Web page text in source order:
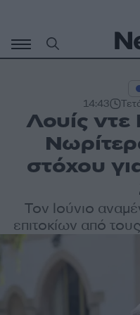
περιεχόμενο
14:43
Λουίς ντε
στόχου
Τον Ιούνιο
επιτοκίων από